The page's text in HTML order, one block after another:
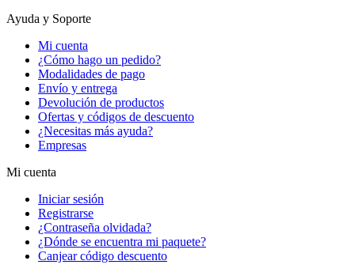
Ayuda y Soporte
Mi cuenta
¿Cómo hago un pedido?
Modalidades de pago
Envío y entrega
Devolución de productos
Ofertas y códigos de descuento
¿Necesitas más ayuda?
Empresas
Mi cuenta
Iniciar sesión
Registrarse
¿Contraseña olvidada?
¿Dónde se encuentra mi paquete?
Canjear código descuento